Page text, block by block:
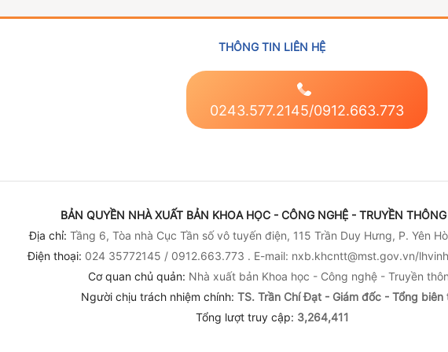
ngành công nghiệp
Chuyển đổi xanh và
lượng trong các
ngành công nghiệp
Chuyển đổi xanh và
lượng trong các
ngành công nghiệp
Chuyển đổi xanh và
THÔNG TIN LIÊN HỆ
0243.577.2145/0912.663.773
BẢN QUYỀN NHÀ XUẤT BẢN KHOA HỌC - CÔNG NGHỆ - TRUYỀN
Địa chỉ: Tầng 6, Tòa nhà Cục Tần số vô tuyến điện, 115 Trần Duy Hưng, P. Yên
Điện thoại: 024 35772145 / 0912.663.773 . E-mail: nxb.khcntt@mst.gov.vn/
Cơ quan chủ quản: Nhà xuất bản Khoa học - Công nghệ - Truyền
Người chịu trách nhiệm chính: TS. Trần Chí Đạt - Giám đốc - Tổng biên
Tổng lượt truy cập: 3,264,411